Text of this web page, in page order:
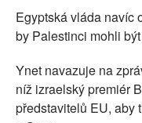
Egyptská vláda navíc
by Palestinci mohli
Ynet navazuje na
níž izraelský premiér
představitelů EU, aby